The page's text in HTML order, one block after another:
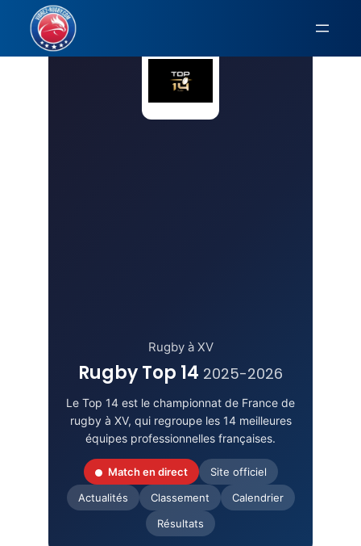
Aller
contenu
Rugby à XV
Rugby Top 14 2025-2026
Le Top 14 est le championnat de France de
rugby à XV, qui regroupe les 14 meilleures
équipes professionnelles françaises.
Match en direct
Site officiel
Actualités
Classement
Calendrier
Résultats